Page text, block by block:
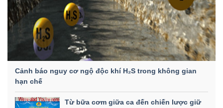
Cảnh báo nguy cơ ngộ độc khí H₂S trong không gian
hạn chế
Từ bữa cơm giữa ca đến chiến lược giữ